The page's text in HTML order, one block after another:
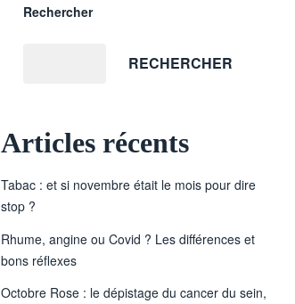
Rechercher
RECHERCHER
Articles récents
Tabac : et si novembre était le mois pour dire
stop ?
Rhume, angine ou Covid ? Les différences et
bons réflexes
Octobre Rose : le dépistage du cancer du sein,